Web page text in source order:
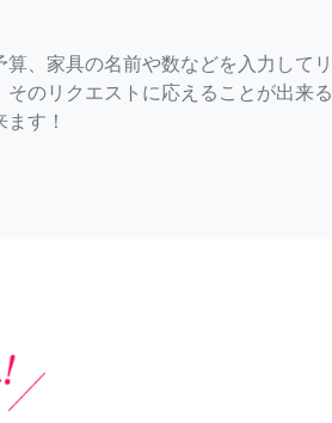
、家具の名前や数などを入力してリ
そのリクエストに応えることが出来る
す！